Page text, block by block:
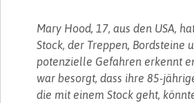
Mary Hood, 17, aus den USA,
Stock, der Treppen, Bordsteine
potenzielle Gefahren erkennt
war besorgt, dass ihre 85-
die mit einem Stock geht,